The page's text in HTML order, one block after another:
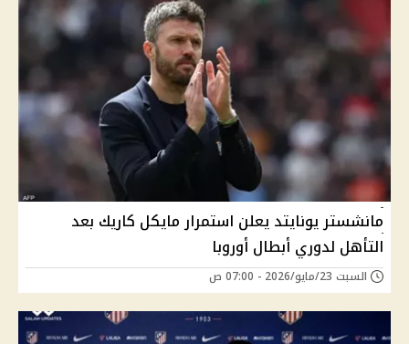
مانشستر يونايتد يعلن استمرار مايكل كاريك بعد
التأهل لدوري أبطال أوروبا
السبت 23/مايو/2026 - 07:00 ص